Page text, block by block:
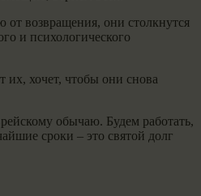
от возвращения, они столкнутся
и психологического
их, хочет, чтобы они снова
обычаю. Будем работать,
сроки – это святой долг